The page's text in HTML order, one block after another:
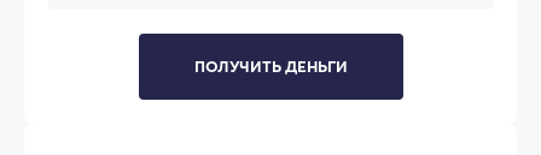
ПОЛУЧИТЬ ДЕНЬГИ